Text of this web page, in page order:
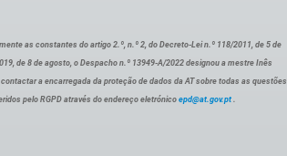
as constantes do artigo 2.º, n.º 2, do Decreto-Lei n.º 118/2011, de 5 de
de 8 de agosto, o Despacho n.º 13949-A/2022 designou a mestre Inês
a encarregada da proteção de dados da AT sobre todas as questões
pelo RGPD através do endereço eletrónico epd@at.gov.pt .